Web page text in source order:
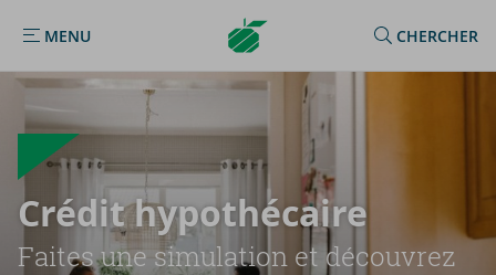
MENU
MENU
Argenta
Homepage
CHERCHER
Cré­dit hy­po­thé­caire
Faites une si­mu­la­tion et dé­cou­vrez